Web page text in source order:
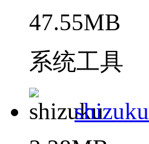
47.55MB
系统工具
shizuku